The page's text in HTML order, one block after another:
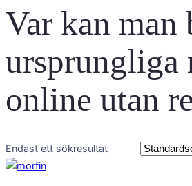
Var kan man
ursprungliga
online utan
Endast ett sökresultat